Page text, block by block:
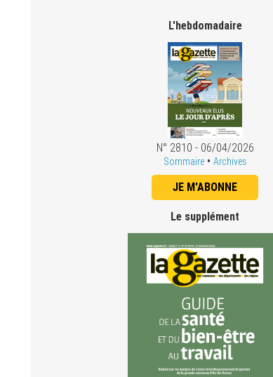
L'hebdomadaire
N° 2810 - 06/04/2026
Sommaire • Archives
JE M'ABONNE
Le supplément